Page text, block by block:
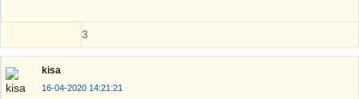
3
kisa
16-04-2020 14:21:21